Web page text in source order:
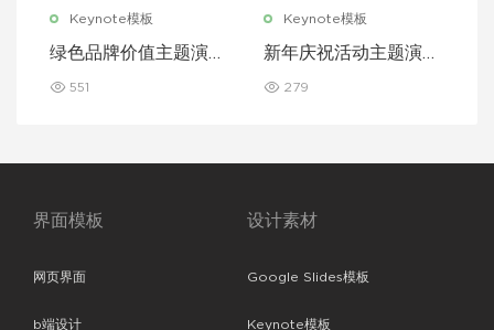
Keynote模板
绿色品牌价值主题演讲
551
Keynote模板
新年庆祝活动主题演讲
279
界面模板
网页界面
b端设计
设计素材
Google Slides模板
Keynote模板